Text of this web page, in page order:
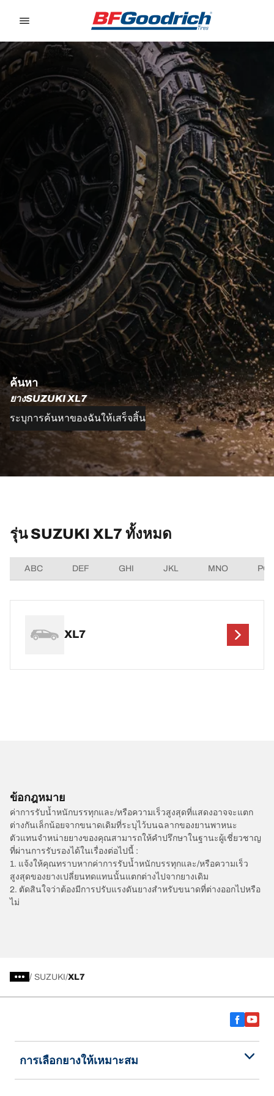
ค้นหา
ยางSUZUKI XL7
ระบุการค้นหาของฉันให้เสร็จสิ้น
รุ่น SUZUKI XL7 ทั้งหมด
ABC DEF GHI JKL MNO
XL7
ข้อกฎหมาย
ค่าการรับน้ำหนักบรรทุกและ/หรือความเร็วสูงสุดที่แสดงอาจจะแตก
ต่างกันเล็กน้อยจากขนาดเดิมที่ระบุไว้บนฉลากของยานพาหนะ
ตัวแทนจำหน่ายยางของคุณสามารถให้คำปรึกษาในฐานะผู้เชี่ยวชาญ
ที่ผ่านการรับรองได้ในเรื่องต่อไปนี้ :
1. แจ้งให้คุณทราบหากค่าการรับน้ำหนักบรรทุกและ/หรือความเร็ว
สูงสุดของยางเปลี่ยนทดแทนนั้นแตกต่างไปจากยางเดิม
2. ตัดสินใจว่าต้องมีการปรับแรงดันยางสำหรับขนาดที่ต่างออกไปหรือ
ไม่
/ SUZUKI XL7
การเลือกยางให้เหมาะสม